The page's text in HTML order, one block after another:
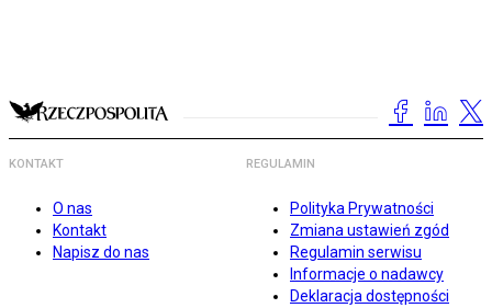
KONTAKT
O nas
Kontakt
Napisz do nas
REGULAMIN
Polityka Prywatności
Zmiana ustawień zgód
Regulamin serwisu
Informacje o nadawcy
Deklaracja dostępności